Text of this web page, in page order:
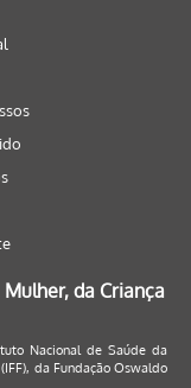
da Criança
Nacional de Saúde da
da Fundação Oswaldo